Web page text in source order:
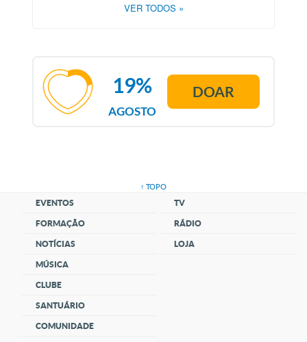
VER TODOS »
AGOSTO
19% DOAR
↑ TOPO
EVENTOS
FORMAÇÃO
NOTÍCIAS
MÚSICA
CLUBE
SANTUÁRIO
COMUNIDADE
TV
RÁDIO
LOJA